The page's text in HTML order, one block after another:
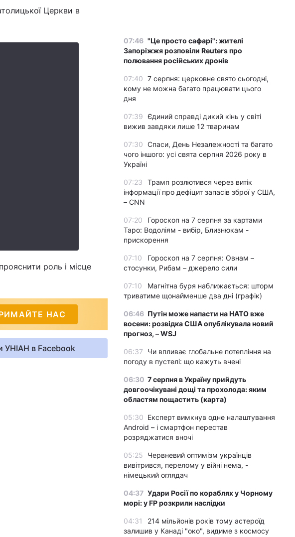
Церкви в
роль і місце
НАС
УНІАН в Facebook
07:46 "Це просто сафарі": жителі
Запоріжжя розповіли Reuters про
полювання російських дронів
07:40 7 серпня: церковне свято сьогодні,
кому не можна багато працювати цього
дня
07:39 Єдиний справді дикий кінь у світі
вижив завдяки лише 12 тваринам
07:30 Спаси, День Незалежності та багато
чого іншого: усі свята серпня 2026 року в
Україні
07:23
Трамп розлютився через витік
інформації про дефіцит запасів зброї у США,
– CNN
07:20
Гороскоп на 7 серпня за картами
Таро: Водоліям - вибір, Близнюкам -
прискорення
07:10
Гороскоп на 7 серпня: Овнам –
стосунки, Рибам – джерело сили
07:10
Магнітна буря наближається: шторм
триватиме щонайменше два дні (графік)
06:46 Путін може напасти на НАТО вже
восени: розвідка США опублікувала новий
прогноз, – WSJ
06:37
Чи впливає глобальне потепління на
погоду в пустелі: що кажуть вчені
06:30 7 серпня в Україну прийдуть
довгоочікувані дощі та прохолода: яким
областям пощастить (карта)
05:30 Експерт вимкнув одне налаштування
Android – і смартфон перестав
розряджатися вночі
05:25
Червневий оптимізм українців
вивітрився, перелому у війні нема, -
німецький оглядач
04:37 Удари Росії по кораблях у Чорному
морі: у FP розкрили наслідки
04:31
214 мільйонів років тому астероїд
залишив у Канаді "око", видиме з космосу